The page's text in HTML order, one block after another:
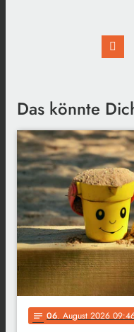
Das könnte
notes 06. August 2026